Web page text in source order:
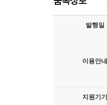
발행일
이용안내
지원기기